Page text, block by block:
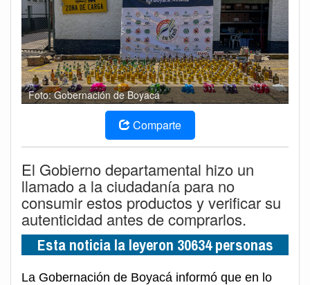
Foto: Gobernación de Boyacá
Comparte
El Gobierno departamental hizo un
llamado a la ciudadanía para no
consumir estos productos y verificar su
autenticidad antes de comprarlos.
Esta noticia la leyeron 30634 personas
La Gobernación de Boyacá informó que en lo